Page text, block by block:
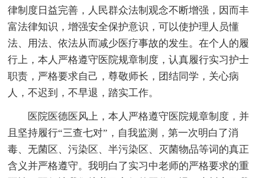
律制度日益完善，人民群众法制观念不断增强，因而丰
富法律知识，增强安全保护意识，可以使护理人员懂
法、用法、依法从而减少医疗事故的发生。在个人的履
行上，本人严格遵守医院规章制度，认真履行实习护士
职责，严格要求自己，尊敬师长，团结同学，关心病
人，不迟到，不早退，踏实工作。
医院医德医风上，本人严格遵守医院规章制度，并
且坚持履行“三查七对”，自我监测，第一次明白了消
毒、无菌区、污染区、半污染区、灭菌物品等词的真正
含义并严格遵守。我明白了实习中老师的严格要求的重